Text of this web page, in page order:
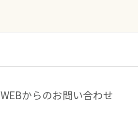
WEBからのお問い合わせ